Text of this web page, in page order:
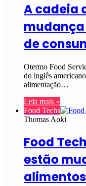
A cadeia
de
Otermo Food
do inglês
alimentação…
Leia mais »
Food Techs
Thomas Aoki
Food
estão
alimentos